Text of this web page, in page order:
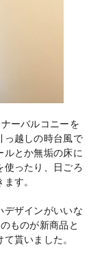
ーバルコニーを
っ越しの時台風で
ルとか無垢の床に
使ったり、日ごろ
す。
デザインがいいな
ものが新商品と
貰いました。